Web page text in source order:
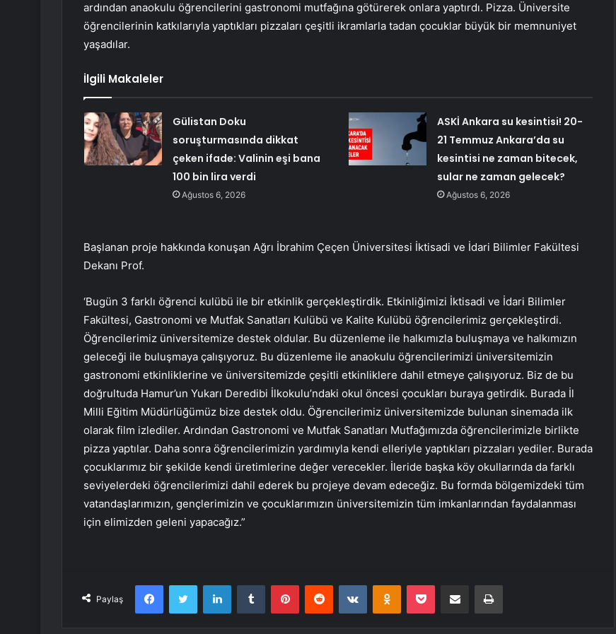
ardından anaokulu öğrencilerini gastronomi mutfağına götürerek onlara yaptırdı. Pizza. Üniversite
öğrencilerinin katkılarıyla yaptıkları pizzaları çeşitli ikramlarla tadan çocuklar büyük bir memnuniyet
yaşadılar.
İlgili Makaleler
Gülistan Doku
soruşturmasında dikkat
çeken ifade: Valinin eşi bana
100 bin lira verdi
Ağustos 6, 2026
ASKİ Ankara su kesintisi! 20-
21 Temmuz Ankara’da su
kesintisi ne zaman bitecek,
sular ne zaman gelecek?
Ağustos 6, 2026
Başlanan proje hakkında konuşan Ağrı İbrahim Çeçen Üniversitesi İktisadi ve İdari Bilimler Fakültesi
Dekanı Prof.
‘Bugün 3 farklı öğrenci kulübü ile bir etkinlik gerçekleştirdik. Etkinliğimizi İktisadi ve İdari Bilimler
Fakültesi, Gastronomi ve Mutfak Sanatları Kulübü ve Kalite Kulübü öğrencilerimiz gerçekleştirdi.
Öğrencilerimiz üniversitemize destek oldular. Bu düzenleme ile halkımızla buluşmaya ve halkımızın
geleceği ile buluşmaya çalışıyoruz. Bu düzenleme ile anaokulu öğrencilerimizi üniversitemizin
gastronomi etkinliklerine ve üniversitemizde çeşitli etkinliklere dahil etmeye çalışıyoruz. Biz de bu
doğrultuda Hamur’un Yukarı Deredibi İlkokulu’ndaki okul öncesi çocukları buraya getirdik. Burada İl
Milli Eğitim Müdürlüğümüz bize destek oldu. Öğrencilerimiz üniversitemizde bulunan sinemada ilk
olarak film izlediler. Ardından Gastronomi ve Mutfak Sanatları Mutfağımızda öğrencilerimizle birlikte
pizza yaptılar. Daha sonra öğrencilerimizin yardımıyla kendi elleriyle yaptıkları pizzaları yediler. Burada
çocuklarımız bir şekilde kendi üretimlerine değer verecekler. İleride başka köy okullarında da farklı
seviyelerdeki öğrencilerimizi dahil ederek bu projeye devam edeceğiz. Bu formda bölgemizdeki tüm
vatandaşlarımızın, gençlerimizin ve çocuklarımızın üniversitemizin tüm imkanlarından faydalanması
için elimizden geleni yapacağız.”
Paylaş
FacebookTwitter LinkedInTumblr PinterestReddit VKontakteOdnoklassniki
Pocket E-Posta ile paylaş Yazdır